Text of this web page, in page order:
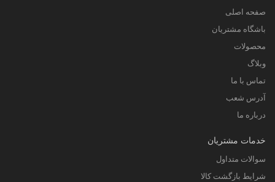
صفحه اصلی
باشگاه مشتریان
محصولات
وبلاگ
تماس با ما
آدرس شعب
درباره ما
خدمات مشتریان
سوالات متداول
شرایط بازگشت کالا